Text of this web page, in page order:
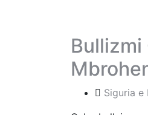
Bullizmi
Siguria e